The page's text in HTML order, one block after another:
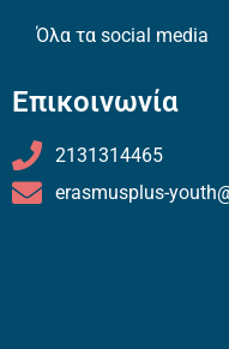
Όλα τα social media
Επικοινωνία
2131314465
erasmusplus-